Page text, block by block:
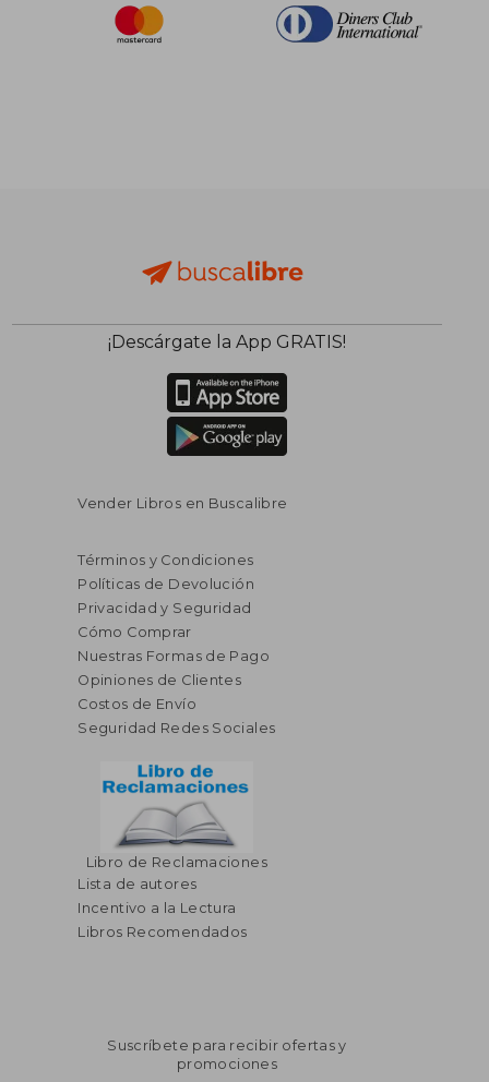
¡Descárgate la App GRATIS!
Vender Libros en Buscalibre
Términos y Condiciones
Políticas de Devolución
Privacidad y Seguridad
Cómo Comprar
Nuestras Formas de Pago
Opiniones de Clientes
Costos de Envío
Seguridad Redes Sociales
Libro de Reclamaciones
Lista de autores
Incentivo a la Lectura
Libros Recomendados
Suscríbete para recibir ofertas y
promociones